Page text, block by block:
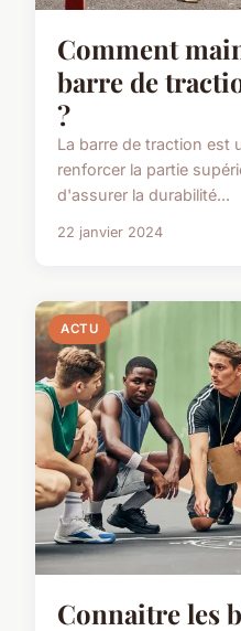
Comment
barre de
?
La barre de traction est
renforcer la partie
d'assurer la durabilité...
22 janvier 2024
ACTU
Connaitre les